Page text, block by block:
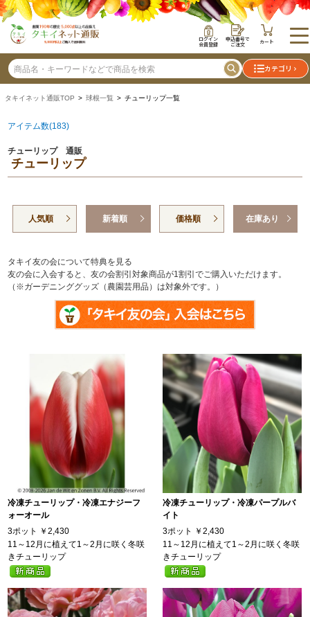
ログイン
会員登録
申込番号で
ご注文 カート
カテゴリ
タキイネット通販TOP > 球根一覧 > チューリップ一覧
アイテム数(183)
チューリップ 通販
チューリップ
人気順 新着順 価格順 在庫あり
タキイ友の会について特典を見る
友の会に入会すると、友の会割引対象商品が1割引でご購入いただけます。
（※ガーデニンググッズ（農園芸用品）は対象外です。）
冷凍チューリップ・冷凍エナジーフ
ォーオール
3ポット
￥2,430
11～12月に植えて1～2月に咲く冬咲
きチューリップ
冷凍チューリップ・冷凍パープルバ
イト
3ポット
￥2,430
11～12月に植えて1～2月に咲く冬咲
きチューリップ